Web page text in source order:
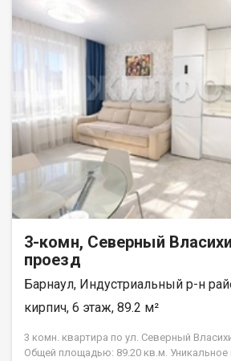
площадка и комфортные зоны отдыха
Особенностью проекта является
расположенный под всей территорией
жильцов предусмотрена отдельная
обеспечивающая прямой доступ из
бокс. Квартира подходит как для семей
тех, кто ценит приватность и
Наличие собственной парковки решает
мест во дворе, а ухоженная территория
спокойствия и безопасности.
3-комн, Северный
проезд
Барнаул, Индустриальный р-н
кирпич, 6 этаж, 89.2 м²
3 комн. квартира по ул. Северный
Общей площадью: 89.20 кв.м.